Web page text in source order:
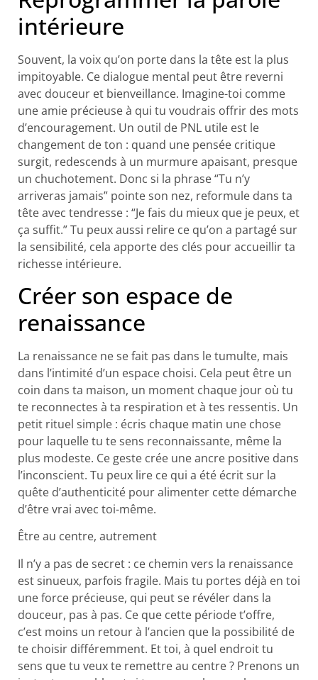
intérieure
Souvent, la voix qu’on porte dans la tête est la plus
impitoyable. Ce dialogue mental peut être reverni
avec douceur et bienveillance. Imagine-toi comme
une amie précieuse à qui tu voudrais offrir des mots
d’encouragement. Un outil de PNL utile est le
changement de ton : quand une pensée critique
surgit, redescends à un murmure apaisant, presque
un chuchotement. Donc si la phrase “Tu n’y
arriveras jamais” pointe son nez, reformule dans ta
tête avec tendresse : “Je fais du mieux que je peux, et
ça suffit.” Tu peux aussi relire ce qu’on a partagé sur
la sensibilité, cela apporte des clés pour accueillir ta
richesse intérieure.
Créer son espace de
renaissance
La renaissance ne se fait pas dans le tumulte, mais
dans l’intimité d’un espace choisi. Cela peut être un
coin dans ta maison, un moment chaque jour où tu
te reconnectes à ta respiration et à tes ressentis. Un
petit rituel simple : écris chaque matin une chose
pour laquelle tu te sens reconnaissante, même la
plus modeste. Ce geste crée une ancre positive dans
l’inconscient. Tu peux lire ce qui a été écrit sur la
quête d’authenticité pour alimenter cette démarche
d’être vrai avec toi-même.
Être au centre, autrement
Il n’y a pas de secret : ce chemin vers la renaissance
est sinueux, parfois fragile. Mais tu portes déjà en toi
une force précieuse, qui peut se révéler dans la
douceur, pas à pas. Ce que cette période t’offre,
c’est moins un retour à l’ancien que la possibilité de
te choisir différemment. Et toi, à quel endroit tu
sens que tu veux te remettre au centre ? Prenons un